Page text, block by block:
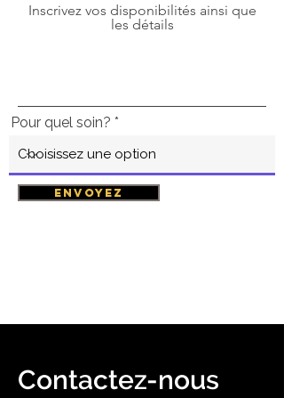
Inscrivez vos disponibilités ainsi que
les détails
Pour quel soin?
Envoyez
Contactez-nous